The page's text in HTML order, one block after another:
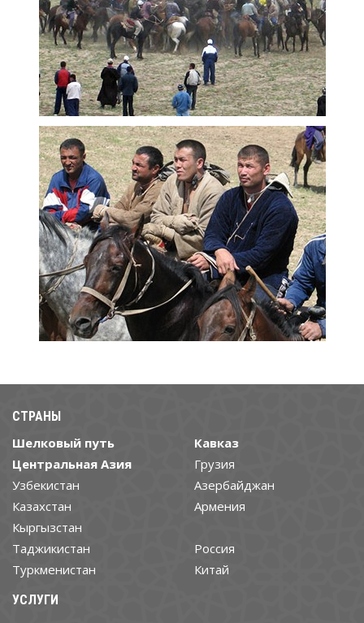
СТРАНЫ
Шелковый путь
Центральная Азия
Узбекистан
Казахстан
Кыргызстан
Таджикистан
Туркменистан
Кавказ
Грузия
Азербайджан
Армения
Россия
Китай
УСЛУГИ